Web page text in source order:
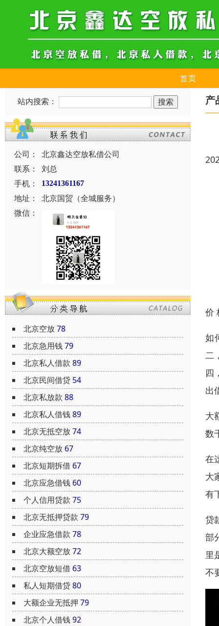
首页
站内搜索：
公司：
北京鑫达空放私借公司
联系：
刘总
手机：
13241361167
地址：
北京国贸（全城服务）
微信：
北京空放78
北京急用钱79
北京私人借款 89
北京民间借贷 54
北京私放款 88
北京私人借钱89
北京无抵空放74
北京纯空放 67
北京短期拆借 67
北京应急借钱 60
个人信用贷款 75
北京无抵押贷款 79
企业应急借款 78
北京大额空放72
北京空放短借 63
私人短期借贷80
大额企业无抵押 79
北京个人借钱92
产
价
如
二
四
出
大
数
在
大
有
贷
部
里
不